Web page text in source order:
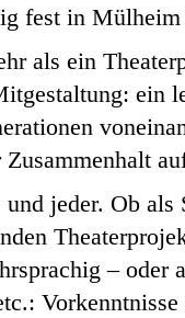
fest in
als ein
ein
jeder. Ob
– oder